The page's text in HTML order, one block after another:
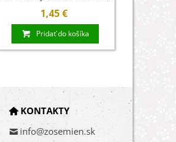
1,45 €
Pridať do košíka
KONTAKTY
info@zosemien.sk